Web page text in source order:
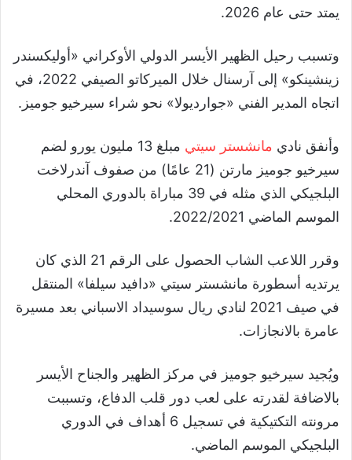
يمتد حتى عام 2026.
وتسبب رحيل الظهير الأيسر الدولي الأوكراني «أوليكسندر
زينشينكو» إلى آرسنال خلال الميركاتو الصيفي 2022، في
اتجاه المدير الفني «جوارديولا» نحو شراء سيرخيو جوميز.
وأنفق نادي مانشستر سيتي
مبلغ 13 مليون يورو لضم
سيرخيو جوميز مارتن (21 عامًا) من صفوف آندرلاخت
البلجيكي الذي مثله في 39 مباراة بالدوري المحلي
الموسم الماضي 2022/2021.
وقرر اللاعب الشاب الحصول على الرقم 21 الذي كان
يرتديه أسطورة مانشستر سيتي «دافيد سيلفا» المنتقل
في صيف 2021 لنادي ريال سوسيداد الاسباني بعد مسيرة
عامرة بالانجازات.
ويُجيد سيرخيو جوميز في مركز الظهير والجناح الأيسر
بالاضافة لقدرته على لعب دور قلب الدفاع، وتسببت
مرونته التكتيكية في تسجيل 6 أهداف في الدوري
البلجيكي الموسم الماضي.